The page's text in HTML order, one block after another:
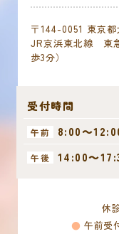
〒144-0051 東京
JR京浜東北線 東
歩3分）
受付時間
午前 8:00～
午後 14:00～
休
● 午前受